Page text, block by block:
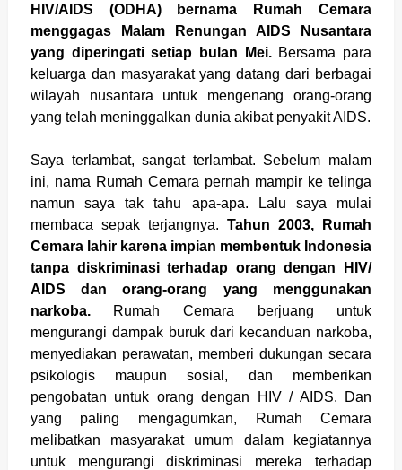
HIV/AIDS (ODHA) bernama Rumah Cemara
menggagas Malam Renungan AIDS Nusantara
yang diperingati setiap bulan Mei.Bersama para
keluarga dan masyarakat yang datang dari berbagai
wilayah nusantara untuk mengenang orang-orang
yang telah meninggalkan dunia akibat penyakit AIDS.
Saya terlambat, sangat terlambat. Sebelum malam
ini, nama Rumah Cemara pernah mampir ke telinga
namun saya tak tahu apa-apa. Lalu saya mulai
membaca sepak terjangnya. Tahun 2003, Rumah
Cemara lahir karena impian membentuk Indonesia
tanpa diskriminasi terhadap orang dengan HIV/
AIDS dan orang-orang yang menggunakan
narkoba.Rumah Cemara berjuang untuk
mengurangi dampak buruk dari kecanduan narkoba,
menyediakan perawatan, memberi dukungan secara
psikologis maupun sosial, dan memberikan
pengobatan untuk orang dengan HIV / AIDS. Dan
yang paling mengagumkan, Rumah Cemara
melibatkan masyarakat umum dalam kegiatannya
untuk mengurangi diskriminasi mereka terhadap